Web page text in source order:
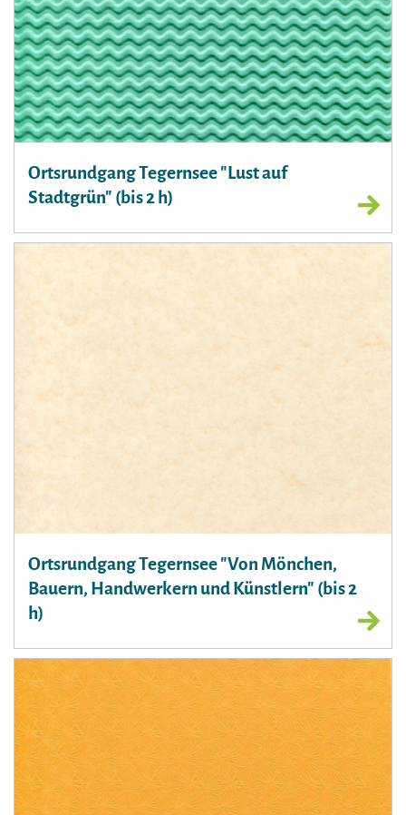
Ortsrundgang Tegernsee "Lust auf
Stadtgrün" (bis 2 h)
Ortsrundgang Tegernsee "Von Mönchen,
Bauern, Handwerkern und Künstlern" (bis 2
h)